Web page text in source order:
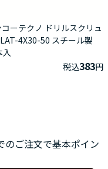
ーテクノ ドリルスクリュ
4X30-50 スチール製
入
税込383円
のご注文で基本ポイン